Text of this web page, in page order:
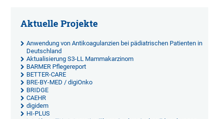
Aktuelle Projekte
Anwendung von Antikoagulanzien bei pädiatrischen Patienten in
Deutschland
Aktualisierung S3-LL Mammakarzinom
BARMER Pflegereport
BETTER-CARE
BRE-BY-MED / digiOnko
BRIDGE
CAEHR
digidem
HI-PLUS